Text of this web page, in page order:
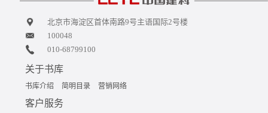
北京市海淀区首体南路9号主语国际2号楼
100048
010-68799100
关于书库
书库介绍 简明目录 营销网络
客户服务